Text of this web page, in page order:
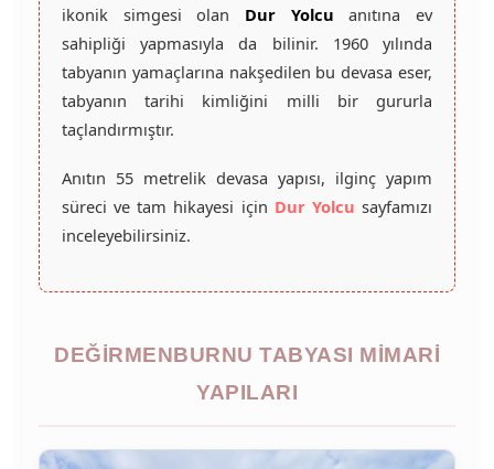
ikonik simgesi olan Dur Yolcu anıtına ev
sahipliği yapmasıyla da bilinir. 1960 yılında
tabyanın yamaçlarına nakşedilen bu devasa eser,
tabyanın tarihi kimliğini milli bir gururla
taçlandırmıştır.
Anıtın 55 metrelik devasa yapısı, ilginç yapım
süreci ve tam hikayesi için Dur Yolcu sayfamızı
inceleyebilirsiniz.
DEĞIRMENBURNU TABYASI MIMARI
YAPILARI